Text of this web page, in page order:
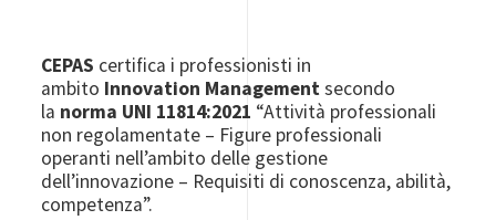
CEPAS certifica i professionisti in
ambito Innovation Managementsecondo
la norma UNI 11814:2021 “Attività professionali
non regolamentate – Figure professionali
operanti nell’ambito delle gestione
dell’innovazione – Requisiti di conoscenza, abilità,
competenza”.